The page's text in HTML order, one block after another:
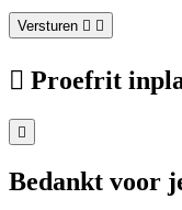
Versturen
Proefrit
Bedankt voor